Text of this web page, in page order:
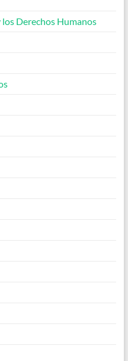
Derechos Humanos